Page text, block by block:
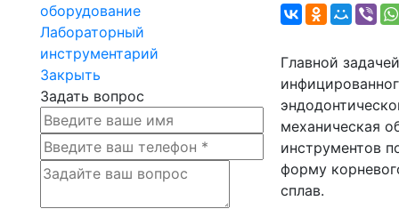
оборудование
Лабораторный
инструментарий
Закрыть
Задать вопрос
Главной
механическая
инструментов
форму
сплав.